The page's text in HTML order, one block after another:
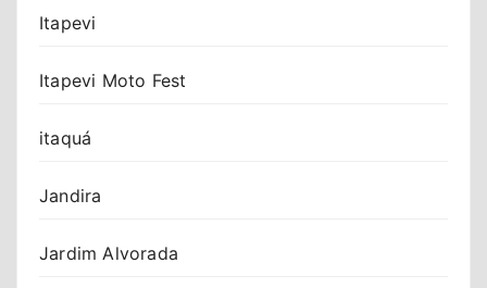
Itapevi
Itapevi Moto Fest
itaquá
Jandira
Jardim Alvorada